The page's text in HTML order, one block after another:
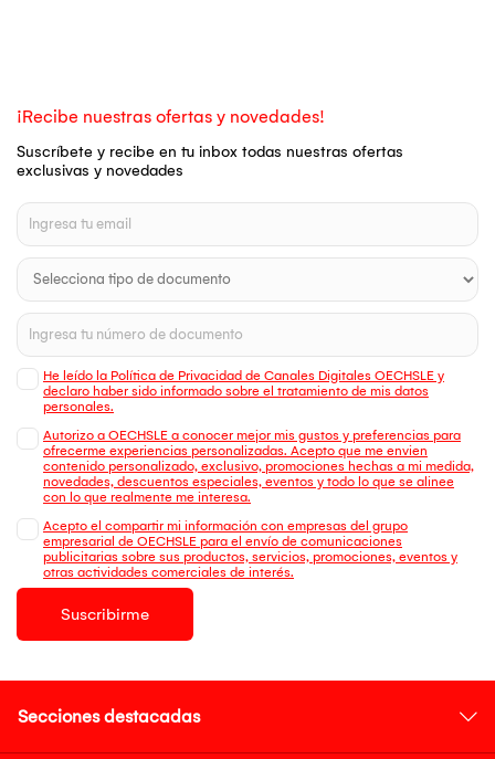
¡Recibe nuestras ofertas y novedades!
Suscríbete y recibe en tu inbox todas nuestras ofertas
exclusivas y novedades
He leído la Política de Privacidad de Canales Digitales OECHSLE y
declaro haber sido informado sobre el tratamiento de mis datos
personales.
Autorizo a OECHSLE a conocer mejor mis gustos y preferencias para
ofrecerme experiencias personalizadas. Acepto que me envien
contenido personalizado, exclusivo, promociones hechas a mi medida,
novedades, descuentos especiales, eventos y todo lo que se alinee
con lo que realmente me interesa.
Acepto el compartir mi información con empresas del grupo
empresarial de OECHSLE para el envío de comunicaciones
publicitarias sobre sus productos, servicios, promociones, eventos y
otras actividades comerciales de interés.
Suscribirme
Secciones destacadas